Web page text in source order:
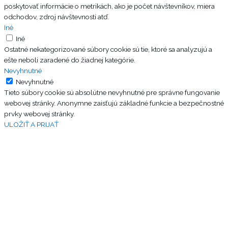
poskytovať informácie o metrikách, ako je počet návštevníkov, miera
odchodov, zdroj návštevnosti atď.
Iné
Iné
Ostatné nekategorizované súbory cookie sú tie, ktoré sa analyzujú a
ešte neboli zaradené do žiadnej kategórie.
Nevyhnutné
Nevyhnutné
Tieto súbory cookie sú absolútne nevyhnutné pre správne fungovanie
webovej stránky. Anonymne zaisťujú základné funkcie a bezpečnostné
prvky webovej stránky.
ULOŽIŤ A PRIJAŤ